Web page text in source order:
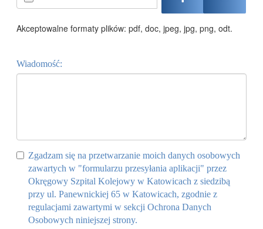
Akceptowalne formaty plików: pdf, doc, jpeg, jpg, png, odt.
Wiadomość:
Zgadzam się na przetwarzanie moich danych osobowych
zawartych w "formularzu przesyłania aplikacji" przez
Okręgowy Szpital Kolejowy w Katowicach z siedzibą
przy ul. Panewnickiej 65 w Katowicach, zgodnie z
regulacjami zawartymi w sekcji Ochrona Danych
Osobowych niniejszej strony.